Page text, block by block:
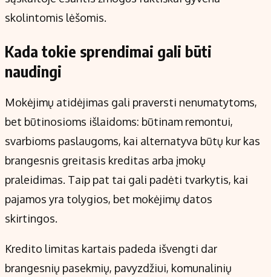
skolintomis lėšomis.
Kada tokie sprendimai gali būti
naudingi
Mokėjimų atidėjimas gali praversti nenumatytoms,
bet būtinosioms išlaidoms: būtinam remontui,
svarbioms paslaugoms, kai alternatyva būtų kur kas
brangesnis greitasis kreditas arba įmokų
praleidimas. Taip pat tai gali padėti tvarkytis, kai
pajamos yra tolygios, bet mokėjimų datos
skirtingos.
Kredito limitas kartais padeda išvengti dar
brangesnių pasekmių, pavyzdžiui, komunalinių